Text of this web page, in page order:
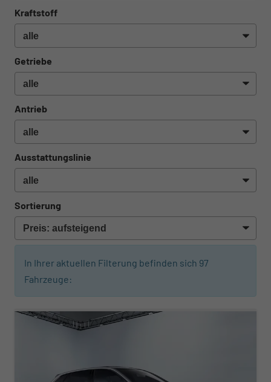
Kraftstoff
Getriebe
Antrieb
Ausstattungslinie
Sortierung
In Ihrer aktuellen Filterung befinden sich 97
Fahrzeuge: